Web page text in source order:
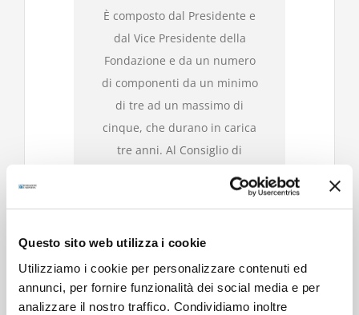
Questo sito web utilizza i cookie
Utilizziamo i cookie per personalizzare contenuti ed
annunci, per fornire funzionalità dei social media e per
analizzare il nostro traffico. Condividiamo inoltre
È composto dal Presidente e
dal Vice Presidente della
Fondazione e da un numero
di componenti da un minimo
di tre ad un massimo di
cinque, che durano in carica
tre anni. Al Consiglio di
Amministrazione spettano
straordinaria della
Fondazione.